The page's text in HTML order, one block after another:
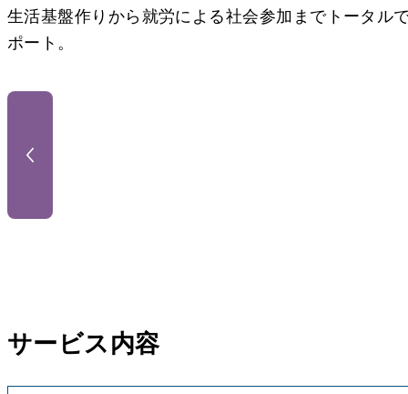
生活基盤作りから就労による社会参加までトータル
ポート。
サービス内容